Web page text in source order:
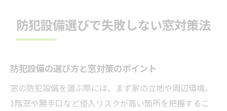
防犯設備選びで失敗しない窓対策法
防犯設備の選び方と窓対策のポイント
窓の防犯設備を選ぶ際には、まず家の立地や周辺環境、
1階窓や勝手口など侵入リスクが高い箇所を把握するこ